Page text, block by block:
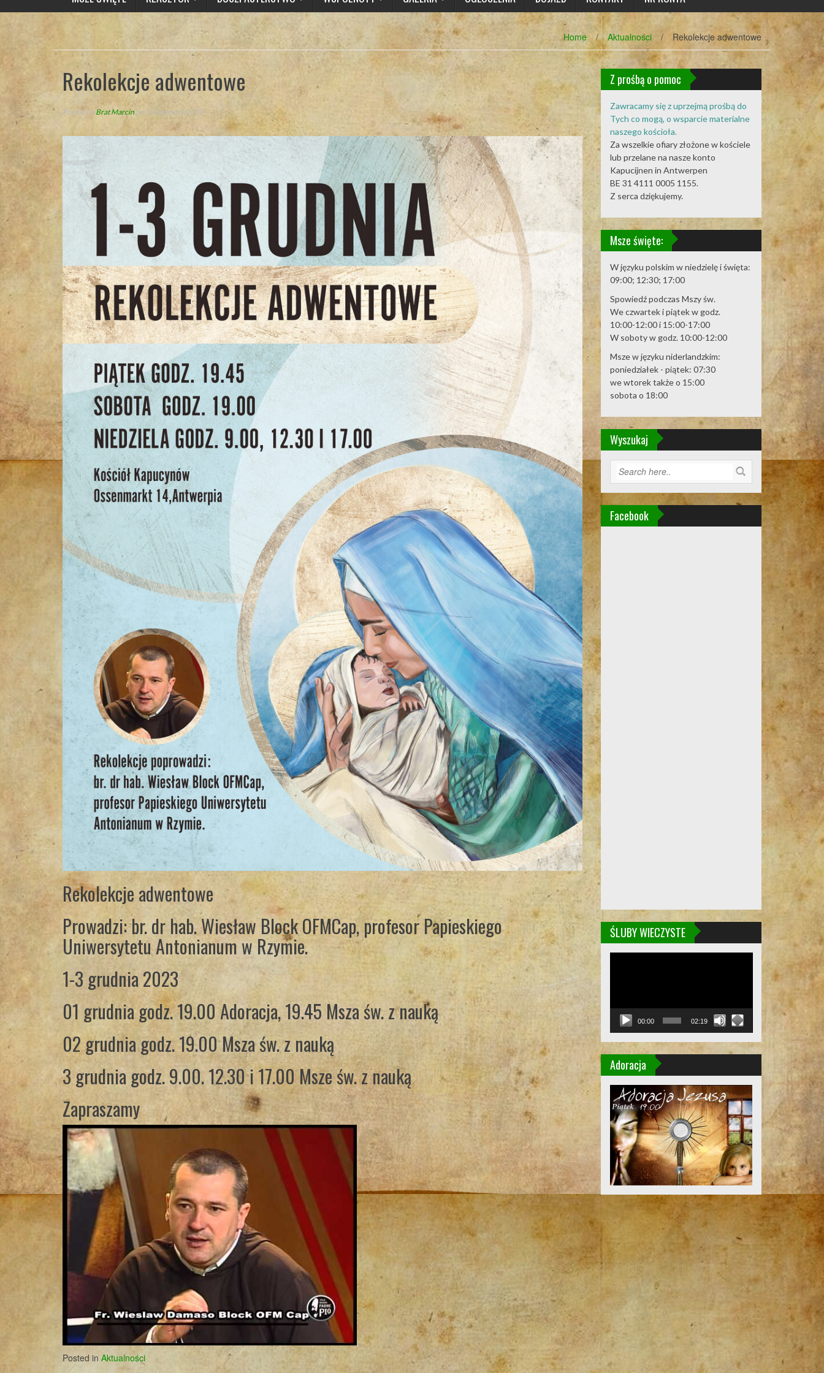
Home / Aktualności / Rekolekcje adwentowe
Rekolekcje adwentowe
Posted ByBrat Marcin on 20 listopada 2023
Rekolekcje adwentowe
Prowadzi: br. dr hab. Wiesław Block OFMCap, profesor Papieskiego
Uniwersytetu Antonianum w Rzymie.
1-3 grudnia 2023
01 grudnia godz. 19.00 Adoracja, 19.45 Msza św. z nauką
02 grudnia godz. 19.00 Msza św. z nauką
3 grudnia godz. 9.00. 12.30 i 17.00 Msze św. z nauką
Zapraszamy
Posted in Aktualności
Z prośbą o pomoc
Zawracamy się z uprzejmą prośbą do
Tych co mogą, o wsparcie materialne
naszego kościoła.
Za wszelkie ofiary złożone w kościele
lub przelane na nasze konto
Kapucijnen in Antwerpen
BE 31 4111 0005 1155.
Z serca dziękujemy.
Msze święte:
W języku polskim w niedzielę i święta:
09:00; 12:30; 17:00
Spowiedź podczas Mszy św.
We czwartek i piątek w godz.
10:00-12:00 i 15:00-17:00
W soboty w godz. 10:00-12:00
Msze w języku niderlandzkim:
poniedziałek - piątek: 07:30
we wtorek także o 15:00
sobota o 18:00
Wyszukaj
Facebook
ŚLUBY WIECZYSTE
00:00 02:19
Adoracja